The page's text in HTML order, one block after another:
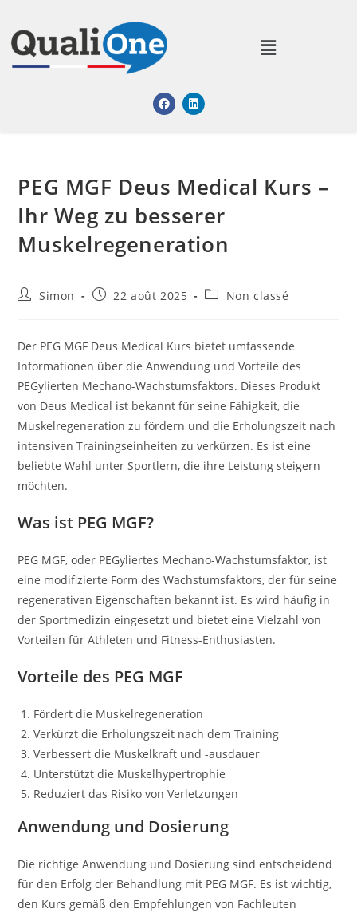
PEG MGF Deus Medical Kurs –
Ihr Weg zu besserer
Muskelregeneration
Simon 22 août 2025 Non classé
Der PEG MGF Deus Medical Kurs bietet umfassende
Informationen über die Anwendung und Vorteile des
PEGylierten Mechano-Wachstumsfaktors. Dieses Produkt
von Deus Medical ist bekannt für seine Fähigkeit, die
Muskelregeneration zu fördern und die Erholungszeit nach
intensiven Trainingseinheiten zu verkürzen. Es ist eine
beliebte Wahl unter Sportlern, die ihre Leistung steigern
möchten.
Was ist PEG MGF?
PEG MGF, oder PEGyliertes Mechano-Wachstumsfaktor, ist
eine modifizierte Form des Wachstumsfaktors, der für seine
regenerativen Eigenschaften bekannt ist. Es wird häufig in
der Sportmedizin eingesetzt und bietet eine Vielzahl von
Vorteilen für Athleten und Fitness-Enthusiasten.
Vorteile des PEG MGF
Fördert die Muskelregeneration
Verkürzt die Erholungszeit nach dem Training
Verbessert die Muskelkraft und -ausdauer
Unterstützt die Muskelhypertrophie
Reduziert das Risiko von Verletzungen
Anwendung und Dosierung
Die richtige Anwendung und Dosierung sind entscheidend
für den Erfolg der Behandlung mit PEG MGF. Es ist wichtig,
den Kurs gemäß den Empfehlungen von Fachleuten